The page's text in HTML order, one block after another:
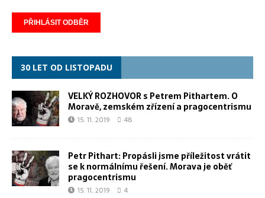
30 LET OD LISTOPADU
VELKÝ ROZHOVOR s Petrem Pithartem. O
Moravě, zemském zřízení a pragocentrismu
15. 11. 2019 48
Petr Pithart: Propásli jsme příležitost vrátit
se k normálnímu řešení. Morava je oběť
pragocentrismu
15. 11. 2019 4